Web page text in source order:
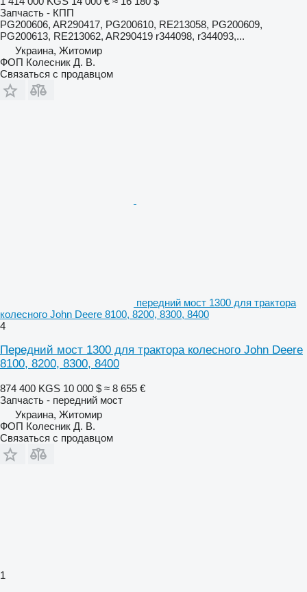
Запчасть - КПП
PG200606, AR290417, PG200610, RE213058, PG200609,
PG200613, RE213062, AR290419 r344098, r344093,...
Украина, Житомир
ФОП Колесник Д. В.
Связаться с продавцом
передний мост 1300 для трактора
колесного John Deere 8100, 8200, 8300, 8400
4
Передний мост 1300 для трактора колесного John Deere
8100, 8200, 8300, 8400
874 400 KGS 10 000 $ ≈ 8 655 €
Запчасть - передний мост
Украина, Житомир
ФОП Колесник Д. В.
Связаться с продавцом
1